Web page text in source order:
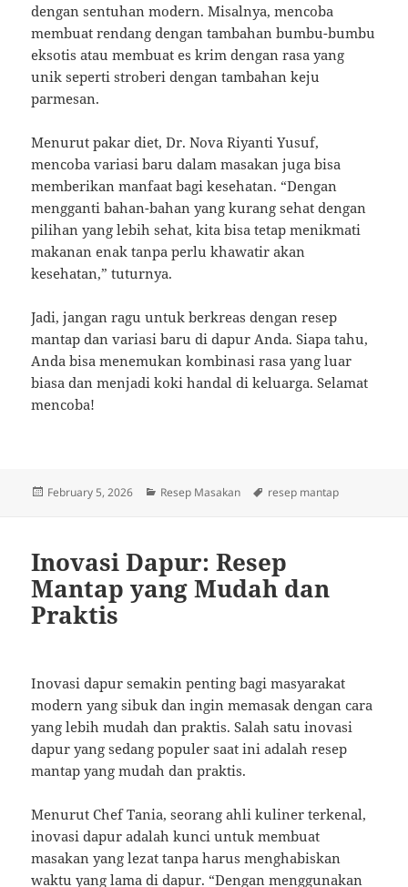
dengan sentuhan modern. Misalnya, mencoba
membuat rendang dengan tambahan bumbu-bumbu
eksotis atau membuat es krim dengan rasa yang
unik seperti stroberi dengan tambahan keju
parmesan.
Menurut pakar diet, Dr. Nova Riyanti Yusuf,
mencoba variasi baru dalam masakan juga bisa
memberikan manfaat bagi kesehatan. “Dengan
mengganti bahan-bahan yang kurang sehat dengan
pilihan yang lebih sehat, kita bisa tetap menikmati
makanan enak tanpa perlu khawatir akan
kesehatan,” tuturnya.
Jadi, jangan ragu untuk berkreas dengan resep
mantap dan variasi baru di dapur Anda. Siapa tahu,
Anda bisa menemukan kombinasi rasa yang luar
biasa dan menjadi koki handal di keluarga. Selamat
mencoba!
Posted
February 5, 2026 Categories
Resep Masakan Tags
resep mantap
Inovasi Dapur: Resep
Mantap yang Mudah dan
Praktis
Inovasi dapur semakin penting bagi masyarakat
modern yang sibuk dan ingin memasak dengan cara
yang lebih mudah dan praktis. Salah satu inovasi
dapur yang sedang populer saat ini adalah resep
mantap yang mudah dan praktis.
Menurut Chef Tania, seorang ahli kuliner terkenal,
inovasi dapur adalah kunci untuk membuat
masakan yang lezat tanpa harus menghabiskan
waktu yang lama di dapur. “Dengan menggunakan